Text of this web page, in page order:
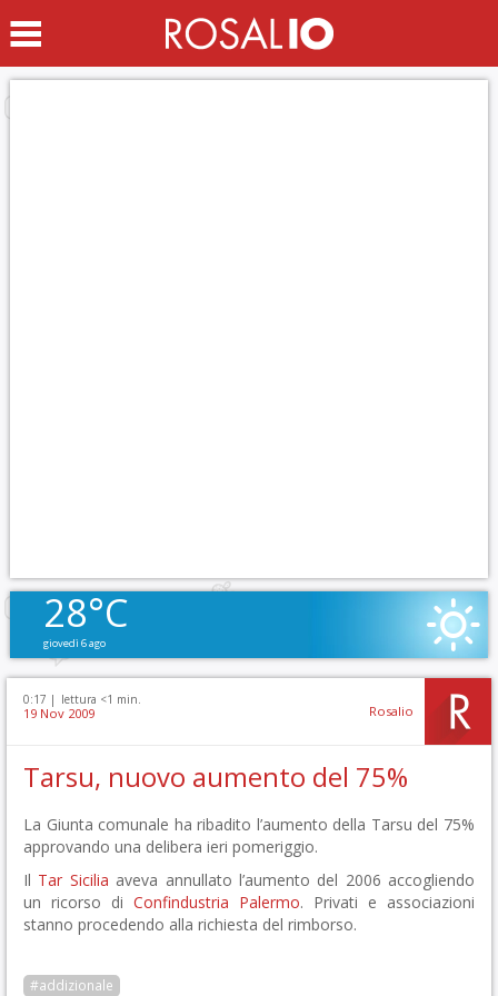
28°C
giovedì 6 ago
0:17 | lettura <1 min.
19 Nov 2009 Rosalio
Tarsu, nuovo aumento del 75%
La Giunta comunale ha ribadito l’aumento della Tarsu del 75%
approvando una delibera ieri pomeriggio.
Il Tar Sicilia aveva annullato l’aumento del 2006 accogliendo
un ricorso di Confindustria Palermo. Privati e associazioni
stanno procedendo alla richiesta del rimborso.
#addizionale